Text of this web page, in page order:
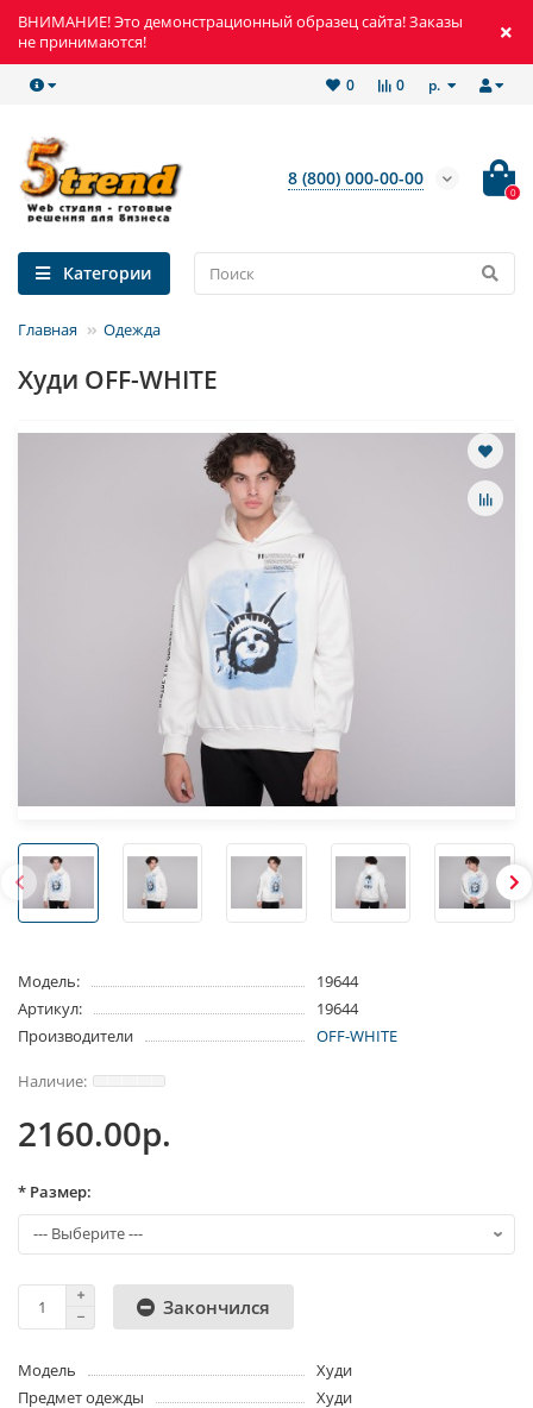
ВНИМАНИЕ! Это демонстрационный образец сайта! Заказы
не принимаются!
р.
0
0
8 (800) 000-00-00
0
Категории
Главная Одежда
Худи OFF-WHITE
Модель:
19644
Артикул:
19644
Производители
OFF-WHITE
2160.00р.
* Размер:
Закончился
Модель
Худи
Предмет одежды
Худи